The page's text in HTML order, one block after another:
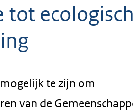
te zijn om
van de